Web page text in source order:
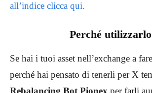
all’indice clicca qui.
Perché utilizzarlo
Se hai i tuoi asset nell’exchange a
perché hai pensato di tenerli per X